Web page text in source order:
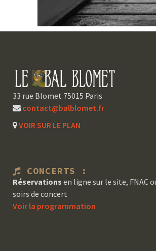
33 rue Blomet 75015 Paris
contact@balblomet.fr
VOIR SUR LE PLAN
CONCERTS :
Réservations en ligne sur le site, FNAC
soirs de concert
Voir la programmation